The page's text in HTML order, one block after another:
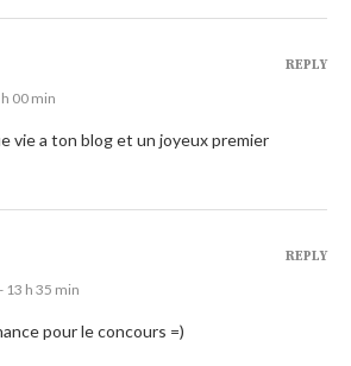
00 min
vie a ton blog et un joyeux premier
REPLY
13 h 35 min
pour le concours =)
REPLY